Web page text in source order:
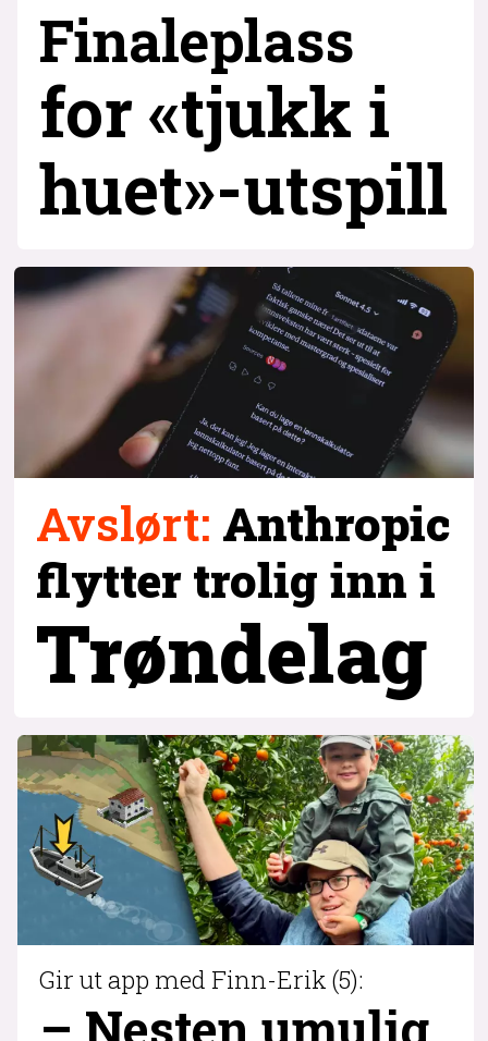
Finaleplass
for «tjukk i
huet»-utspill
Avslørt: Anthropic
flytter trolig inn i
Trøndelag
Gir ut app med Finn-Erik (5):